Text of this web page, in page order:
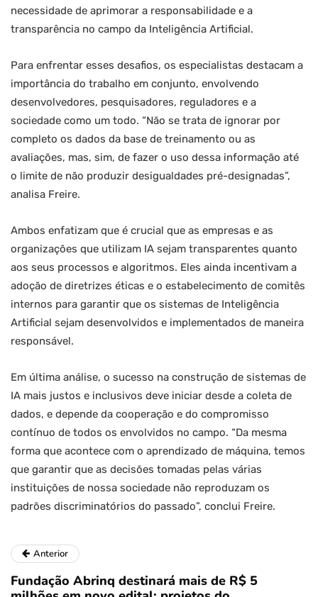
necessidade de aprimorar a responsabilidade e a
transparência no campo da Inteligência Artificial.
Para enfrentar esses desafios, os especialistas destacam a
importância do trabalho em conjunto, envolvendo
desenvolvedores, pesquisadores, reguladores e a
sociedade como um todo. “Não se trata de ignorar por
completo os dados da base de treinamento ou as
avaliações, mas, sim, de fazer o uso dessa informação até
o limite de não produzir desigualdades pré-designadas”,
analisa Freire.
Ambos enfatizam que é crucial que as empresas e as
organizações que utilizam IA sejam transparentes quanto
aos seus processos e algoritmos. Eles ainda incentivam a
adoção de diretrizes éticas e o estabelecimento de comitês
internos para garantir que os sistemas de Inteligência
Artificial sejam desenvolvidos e implementados de maneira
responsável.
Em última análise, o sucesso na construção de sistemas de
IA mais justos e inclusivos deve iniciar desde a coleta de
dados, e depende da cooperação e do compromisso
contínuo de todos os envolvidos no campo. “Da mesma
forma que acontece com o aprendizado de máquina, temos
que garantir que as decisões tomadas pelas várias
instituições de nossa sociedade não reproduzam os
padrões discriminatórios do passado”, conclui Freire.
Anterior
Fundação Abrinq destinará mais de R$ 5